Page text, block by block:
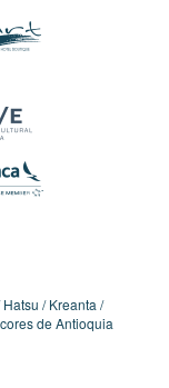
Hatsu
Kreanta
de Antioquia